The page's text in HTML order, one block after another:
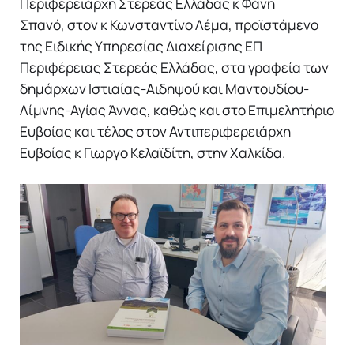
Σπανό, στον κ Κωνσταντίνο Λέμα, προϊστάμενο
της Ειδικής Υπηρεσίας Διαχείρισης ΕΠ
Περιφέρειας Στερεάς Ελλάδας, στα γραφεία των
δημάρχων Ιστιαίας-Αιδηψού και Μαντουδίου-
Λίμνης-Αγίας Άννας, καθώς και στο Επιμελητήριο
Ευβοίας και τέλος στον Αντιπεριφερειάρχη
Ευβοίας κ Γιωργο Κελαϊδίτη, στην Χαλκίδα.